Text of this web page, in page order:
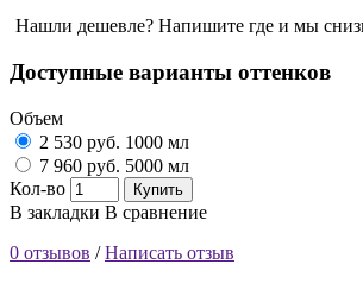
Нашли дешевле? Напишите где и мы
Доступные варианты оттенков
Объем
2 530 руб. 1000 мл
7 960 руб. 5000 мл
Кол-во
Купить
В закладки В сравнение
0 отзывов /Написать отзыв